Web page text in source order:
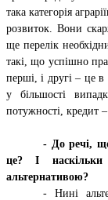
така категорія
розвиток. Вони
ще перелік
такі, що успішно
перші, і другі – це в
у більшості
потужності, кредит
- До речі,
це? І
альтернативою?
- Нині